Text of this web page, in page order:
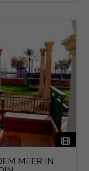
MEER IN